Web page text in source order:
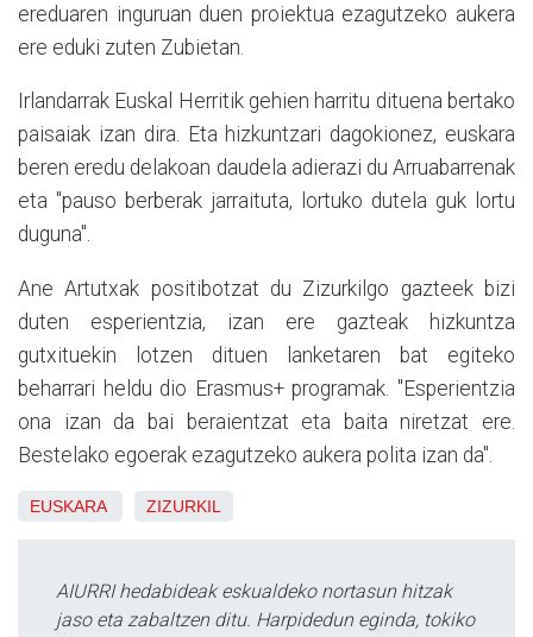
ereduaren inguruan duen proiektua ezagutzeko aukera
ere eduki zuten Zubietan.
Irlandarrak Euskal Herritik gehien harritu dituena bertako
paisaiak izan dira. Eta hizkuntzari dagokionez, euskara
beren eredu delakoan daudela adierazi du Arruabarrenak
eta "pauso berberak jarraituta, lortuko dutela guk lortu
duguna".
Ane Artutxak positibotzat du Zizurkilgo gazteek bizi
duten esperientzia, izan ere gazteak hizkuntza
gutxituekin lotzen dituen lanketaren bat egiteko
beharrari heldu dio Erasmus+ programak. "Esperientzia
ona izan da bai beraientzat eta baita niretzat ere.
Bestelako egoerak ezagutzeko aukera polita izan da".
EUSKARA ZIZURKIL
AIURRI hedabideak eskualdeko nortasun hitzak
jaso eta zabaltzen ditu. Harpidedun eginda, tokiko